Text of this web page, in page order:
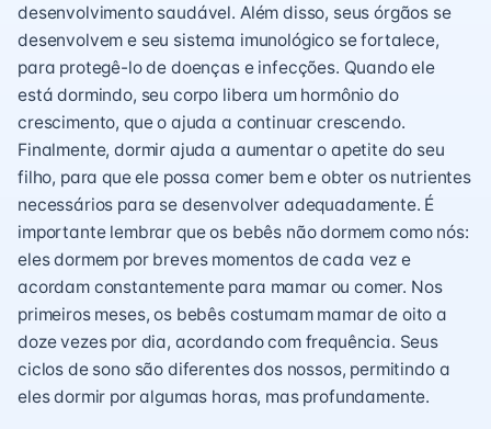
desenvolvimento saudável. Além disso, seus órgãos se
desenvolvem e seu sistema imunológico se fortalece,
para protegê-lo de doenças e infecções. Quando ele
está dormindo, seu corpo libera um hormônio do
crescimento, que o ajuda a continuar crescendo.
Finalmente, dormir ajuda a aumentar o apetite do seu
filho, para que ele possa comer bem e obter os nutrientes
necessários para se desenvolver adequadamente. É
importante lembrar que os bebês não dormem como nós:
eles dormem por breves momentos de cada vez e
acordam constantemente para mamar ou comer. Nos
primeiros meses, os bebês costumam mamar de oito a
doze vezes por dia, acordando com frequência. Seus
ciclos de sono são diferentes dos nossos, permitindo a
eles dormir por algumas horas, mas profundamente.